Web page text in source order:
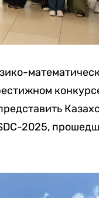
2025,